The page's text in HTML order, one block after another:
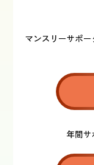
マンスリーサポ
年間サ